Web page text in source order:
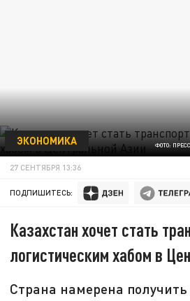
ФОТО:
ЭКОНОМИКА
27 СЕНТЯБРЯ 13:36
ПОДПИШИТЕСЬ:
Казахстан хочет стать
логистическим хабом в
Страна намерена